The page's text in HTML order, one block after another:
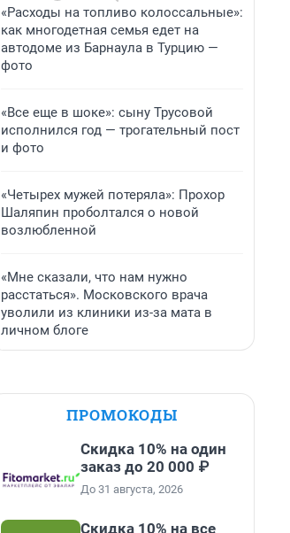
«Расходы на топливо колоссальные»:
как многодетная семья едет на
автодоме из Барнаула в Турцию —
фото
«Все еще в шоке»: сыну Трусовой
исполнился год — трогательный пост
и фото
«Четырех мужей потеряла»: Прохор
Шаляпин проболтался о новой
возлюбленной
«Мне сказали, что нам нужно
расстаться». Московского врача
уволили из клиники из-за мата в
личном блоге
ПРОМОКОДЫ
Скидка 10% на один
заказ до 20 000 ₽
До 31 августа, 2026
Скидка 10% на все